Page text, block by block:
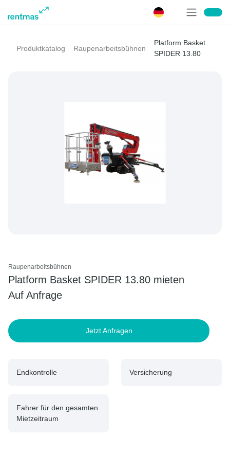
Produktkatalog Raupenarbeitsbühnen
Platform Basket
SPIDER 13.80
Raupenarbeitsbühnen
Platform Basket SPIDER 13.80 mieten
Auf Anfrage
Jetzt Anfragen
Endkontrolle Versicherung
Fahrer für den gesamten
Mietzeitraum